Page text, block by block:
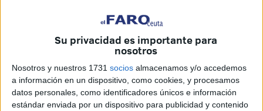
Su privacidad es importante para
nosotros
Nosotros y nuestros 1731 socios almacenamos y/o accedemos
a información en un dispositivo, como cookies, y procesamos
datos personales, como identificadores únicos e información
estándar enviada por un dispositivo para publicidad y contenido